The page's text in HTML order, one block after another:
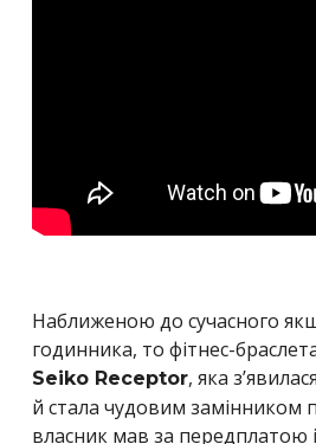
Наближеною до сучасного
годинника, то фітнес-
Seiko Receptor, яка
й стала чудовим замінником
власник мав за передплатою